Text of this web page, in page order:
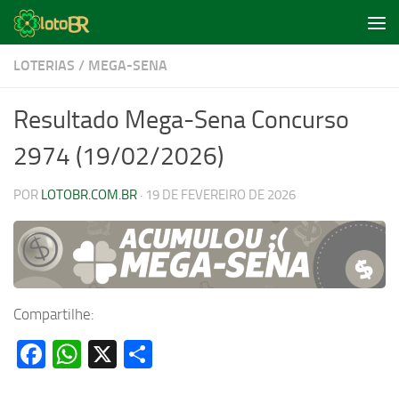
Skip to content
LOTERIAS / MEGA-SENA
Resultado Mega-Sena Concurso
2974 (19/02/2026)
POR LOTOBR.COM.BR · 19 DE FEVEREIRO DE 2026
Compartilhe:
Facebook
WhatsApp
X